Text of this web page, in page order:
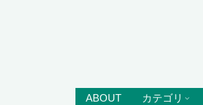
ABOUT カテゴリ